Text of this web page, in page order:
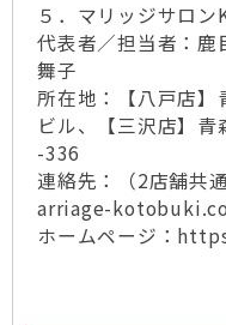
５．マリッジサロ
代表者／担当者：
舞子
所在地：【八戸店
ビル、【三沢店】
-336
連絡先：（2店舗共
arriage-
ホームページ：